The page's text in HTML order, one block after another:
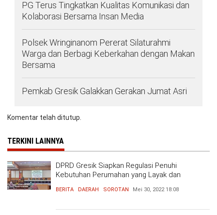
PG Terus Tingkatkan Kualitas Komunikasi dan
Kolaborasi Bersama Insan Media
Polsek Wringinanom Pererat Silaturahmi
Warga dan Berbagi Keberkahan dengan Makan
Bersama
Pemkab Gresik Galakkan Gerakan Jumat Asri
Komentar telah ditutup.
TERKINI LAINNYA
DPRD Gresik Siapkan Regulasi Penuhi
Kebutuhan Perumahan yang Layak dan
BERITA DAERAH SOROTAN Mei 30, 2022 18:08